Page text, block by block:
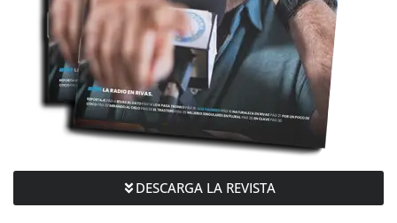
DESCARGA LA REVISTA